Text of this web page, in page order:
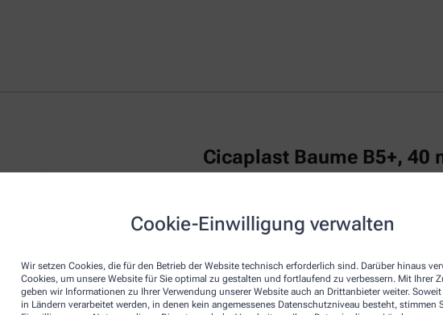
Cookie-Einwilligung verwalten
Wir setzen Cookies, die für den Betrieb der Website technisch erforderlich sind. Darüber hinaus
Cookies, um unsere Website für Sie optimal zu gestalten und fortlaufend zu verbessern. Mit Ihrer
geben wir Informationen zu Ihrer Verwendung unserer Website auch an Drittanbieter weiter. Soweit
in Ländern verarbeitet werden, in denen kein angemessenes Datenschutzniveau besteht, stimmen
Cicaplast Baume B5+, 40
La Roche Posay CICAPLAST Baume
irritierte Haut.Das reparierende Balsam
Die Creme zeichnet sich durch eine
empfindliche Haut am Körper, Gesicht
Dexpanthenol bezeichnet, wirkt